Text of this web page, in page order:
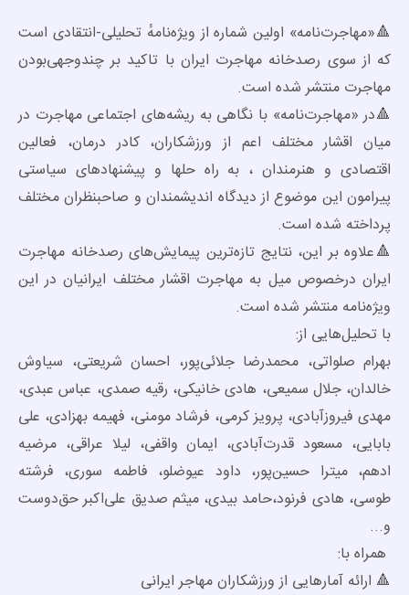
🔺«مهاجرت‌نامه» اولین شماره از ویژه‌نامهٔ تحلیلی-انتقادی است
که از سوی رصدخانه مهاجرت ایران با تاکید بر چند‌وجهی‌بودن
مهاجرت منتشر شده است.
🔺در «مهاجرت‌نامه» با نگاهی به ریشه‌های اجتماعی مهاجرت در
میان اقشار مختلف اعم از ورزشکاران، کادر درمان، فعالین
اقتصادی و هنرمندان ، به راه حلها و پیشنهادهای سیاستی
پیرامون این موضوع از دیدگاه اندیشمندان و صاحبنظران مختلف
پرداخته شده است.
🔺علاوه بر این، نتایج تازه‌ترین پیمایش‌های رصدخانه مهاجرت
ایران درخصوص میل به مهاجرت اقشار مختلف ایرانیان در این
ویژه‌نامه منتشر شده است.
با تحلیل‌هایی از:
بهرام صلواتی، محمدرضا جلائی‌پور، احسان شریعتی، سیاوش
خالدان، جلال سمیعی، هادی خانیکی، رقیه صمدی، عباس عبدی،
مهدی فیروزآبادی، پرویز کرمی، فرشاد مومنی، فهیمه بهزادی، علی
بابایی، مسعود قدرت‌آبادی، ایمان واقفی، لیلا عراقی، مرضیه
ادهم، میترا حسین‌پور، داود عیوضلو، فاطمه سوری، فرشته
طوسی، هادی فرنود،حامد بیدی، میثم صدیق علی‌اکبر حق‌‌دوست
و...
همراه با:
🔺 ارائه آمارهایی از ورزشکاران مهاجر ایرانی